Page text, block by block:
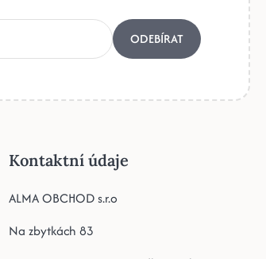
ODEBÍRAT
Kontaktní údaje
ALMA OBCHOD s.r.o
Na zbytkách 83